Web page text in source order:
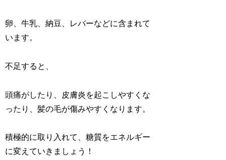
卵、牛乳、納豆、レバーなどに含まれて
います。
不足すると、
頭痛がしたり、皮膚炎を起こしやすくな
ったり、髪の毛が傷みやすくなります。
積極的に取り入れて、糖質をエネルギー
に変えていきましょう！